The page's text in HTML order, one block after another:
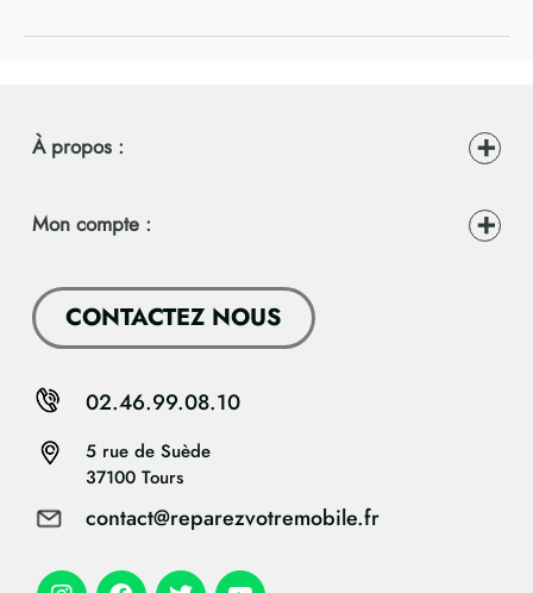
À propos :
Mon compte :
CONTACTEZ NOUS
5 rue de Suède
37100 Tours
contact@reparezvotremobile.fr
02.46.99.08.10